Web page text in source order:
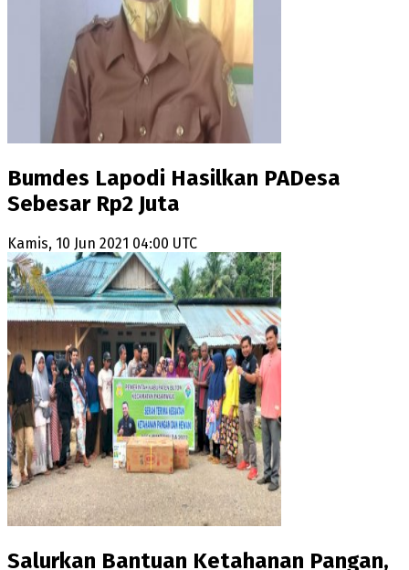
Bumdes Lapodi Hasilkan PADesa
Sebesar Rp2 Juta
Kamis, 10 Jun 2021 04:00 UTC
Salurkan Bantuan Ketahanan Pangan,